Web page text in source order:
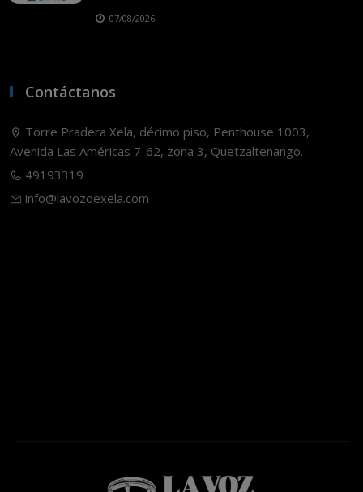
07/08/2026
Contáctanos
Torre Pradera Xela, décimo piso, Penthouse 1003,
Avenida Las Américas 7-62, zona 3, Quetzaltenango.
49193319
info@lavozdexela.com